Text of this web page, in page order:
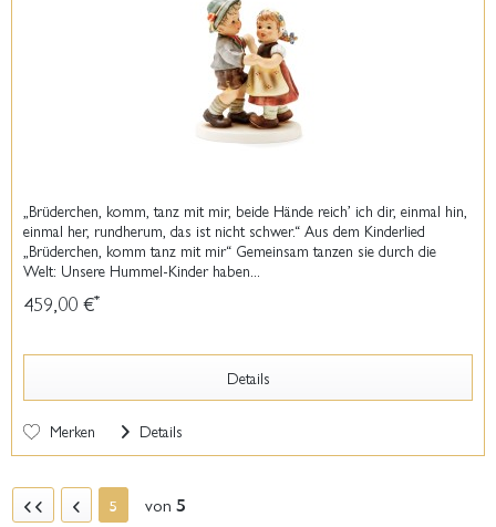
„Brüderchen, komm, tanz mit mir, beide Hände reich’ ich dir, einmal hin,
einmal her, rundherum, das ist nicht schwer.“ Aus dem Kinderlied
„Brüderchen, komm tanz mit mir“ Gemeinsam tanzen sie durch die
Welt: Unsere Hummel-Kinder haben...
459,00 €*
Details
Merken Details
5 von 5